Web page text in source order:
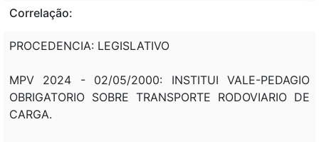
Correlação:
PROCEDENCIA: LEGISLATIVO
MPV 2024 - 02/05/2000: INSTITUI VALE-PEDAGIO
OBRIGATORIO SOBRE TRANSPORTE RODOVIARIO DE
CARGA.